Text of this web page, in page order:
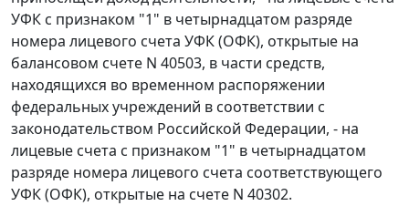
УФК с признаком "1" в четырнадцатом разряде
номера лицевого счета УФК (ОФК), открытые на
балансовом счете N 40503, в части средств,
находящихся во временном распоряжении
федеральных учреждений в соответствии с
законодательством Российской Федерации, - на
лицевые счета с признаком "1" в четырнадцатом
разряде номера лицевого счета соответствующего
УФК (ОФК), открытые на счете N 40302.